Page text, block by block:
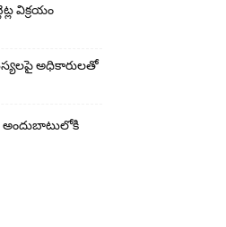
విక్రయం
అధికారులతో
అందుబాటులోకి